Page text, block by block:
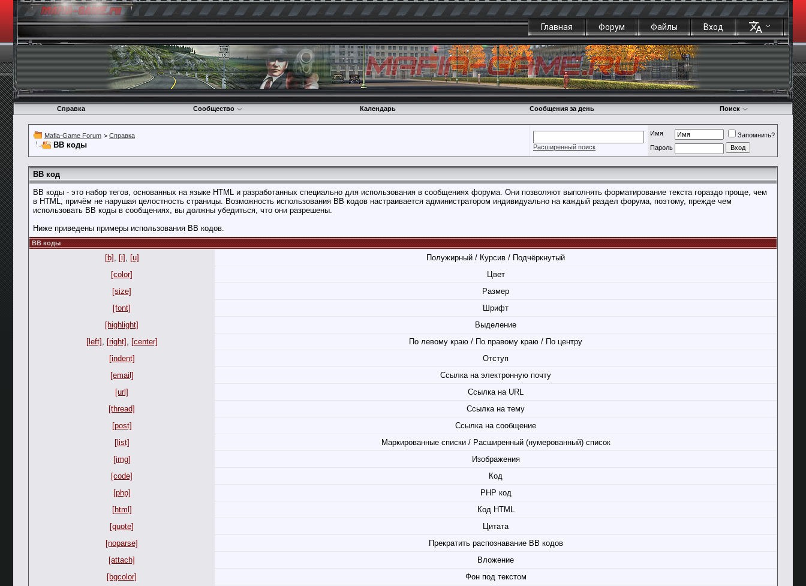
Главная Форум Файлы Вход
Справка Сообщество Календарь Сообщения за день Поиск
Mafia-Game Forum > Справка
BB коды Расширенный поиск
Имя
Запомнить?
Пароль
BB код
BB коды - это набор тегов, основанных на языке HTML и разработанных специально для использования в сообщениях форума. Они позволяют выполнять форматирование текста гораздо проще, чем
в HTML, причём не нарушая целостность страницы. Возможность использования BB кодов настраивается администратором индивидуально на каждый раздел форума, поэтому, прежде чем
использовать BB коды в сообщениях, вы должны убедиться, что они разрешены.
Ниже приведены примеры использования BB кодов.
BB коды
[b] , [i] , [u]
Полужирный / Курсив / Подчёркнутый
[color]
Цвет
[size]
Размер
[font]
Шрифт
[highlight]
Выделение
[left] , [right] , [center]
По левому краю / По правому краю / По центру
[indent]
Отступ
[email]
Ссылка на электронную почту
[url]
Ссылка на URL
[thread]
Ссылка на тему
[post]
Ссылка на сообщение
[list]
Маркированные списки / Расширенный (нумерованный) список
[img]
Изображения
[code]
Код
[php]
PHP код
[html]
Код HTML
[quote]
Цитата
[noparse]
Прекратить распознавание BB кодов
[attach]
Вложение
[bgcolor]
Фон под текстом